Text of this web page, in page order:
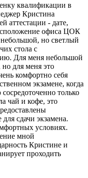
квалификации в
Кристина
аттестации - дате,
офиса ЦОК
но светлый
стола с
Для меня небольшой
для меня это
комфортно себя
экзамене, когда
только
чай и кофе, это
сдачи экзамена.
условиях.
мной
Кристине и
проходить